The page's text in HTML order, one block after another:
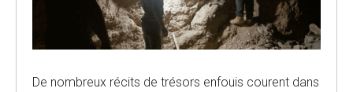
De nombreux récits de trésors enfouis courent dans